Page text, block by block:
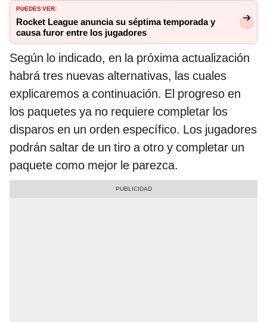
PUEDES VER:
Rocket League anuncia su séptima temporada y
causa furor entre los jugadores
Según lo indicado, en la próxima actualización
habrá tres nuevas alternativas, las cuales
explicaremos a continuación. El progreso en
los paquetes ya no requiere completar los
disparos en un orden específico. Los jugadores
podrán saltar de un tiro a otro y completar un
paquete como mejor le parezca.